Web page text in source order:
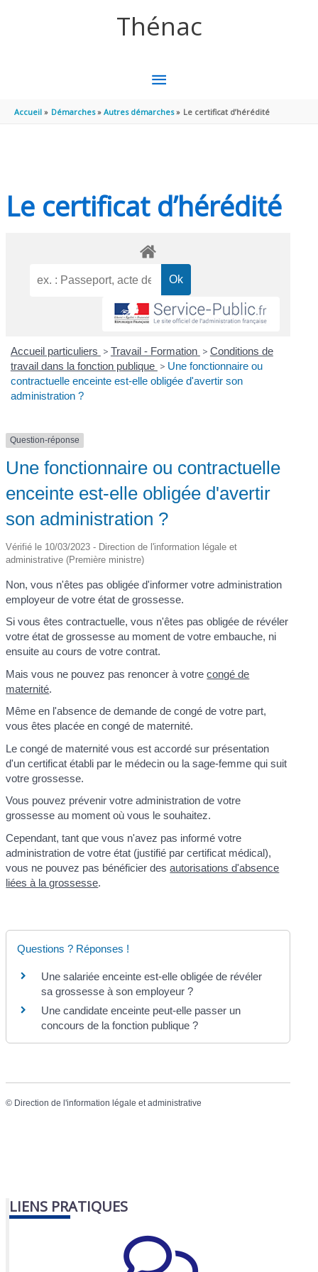
Thénac
MENU
PRINCIPAL
Accueil Démarches Autres démarches Le certificat d’hérédité
Le certificat d’hérédité
Accueil particuliers > Travail - Formation > Conditions de
travail dans la fonction publique > Une fonctionnaire ou
contractuelle enceinte est-elle obligée d'avertir son
administration ?
Question-réponse
Une fonctionnaire ou contractuelle
enceinte est-elle obligée d'avertir
son administration ?
Vérifié le 10/03/2023 - Direction de l'information légale et
administrative (Première ministre)
Non, vous n'êtes pas obligée d'informer votre administration
employeur de votre état de grossesse.
Si vous êtes contractuelle, vous n'êtes pas obligée de révéler
votre état de grossesse au moment de votre embauche, ni
ensuite au cours de votre contrat.
Mais vous ne pouvez pas renoncer à votrecongé de
maternité.
Même en l'absence de demande de congé de votre part,
vous êtes placée en congé de maternité.
Le congé de maternité vous est accordé sur présentation
d'un certificat établi par le médecin ou la sage-femme qui suit
votre grossesse.
Vous pouvez prévenir votre administration de votre
grossesse au moment où vous le souhaitez.
Cependant, tant que vous n'avez pas informé votre
administration de votre état (justifié par certificat médical),
vous ne pouvez pas bénéficier desautorisations d'absence
liées à la grossesse.
Questions ? Réponses !
Une salariée enceinte est-elle obligée de révéler
sa grossesse à son employeur ?
Une candidate enceinte peut-elle passer un
concours de la fonction publique ?
© Direction de l'information légale et administrative
LIENS PRATIQUES